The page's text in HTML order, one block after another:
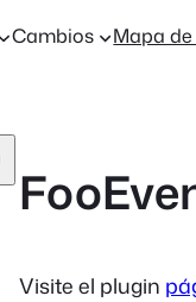
Cambios Mapa
Visite el plugin